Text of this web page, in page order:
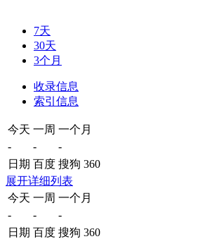
7天
30天
3个月
收录信息
索引信息
今天 一周 一个月
-
-
-
日期 百度 搜狗 360
展开详细列表
今天 一周 一个月
-
-
-
日期 百度 搜狗 360